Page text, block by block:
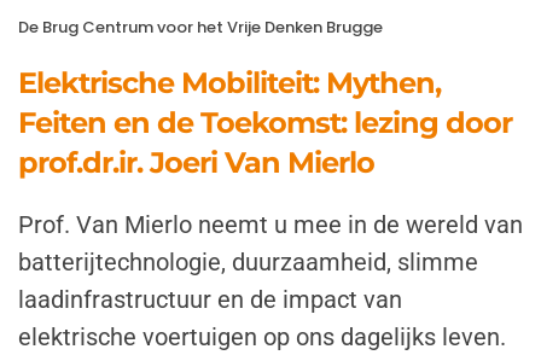
De Brug Centrum voor het Vrije Denken Brugge
Elektrische Mobiliteit: Mythen,
Feiten en de Toekomst: lezing door
prof.dr.ir. Joeri Van Mierlo
Prof. Van Mierlo neemt u mee in de wereld van
batterijtechnologie, duurzaamheid, slimme
laadinfrastructuur en de impact van
elektrische voertuigen op ons dagelijks leven.